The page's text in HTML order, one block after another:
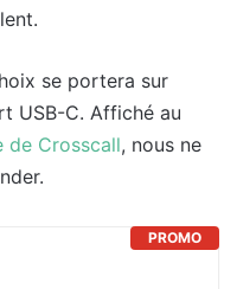
se portera sur
USB-C. Affiché au
de Crosscall, nous ne
PROMO